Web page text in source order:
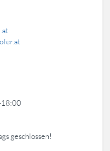
geschlossen!